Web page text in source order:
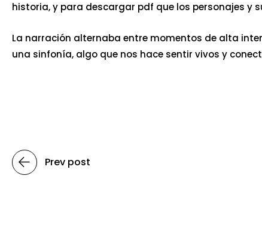
historia, y para descargar pdf que los personajes y
La narración alternaba entre momentos de alta
una sinfonía, algo que nos hace sentir vivos y
Prev post